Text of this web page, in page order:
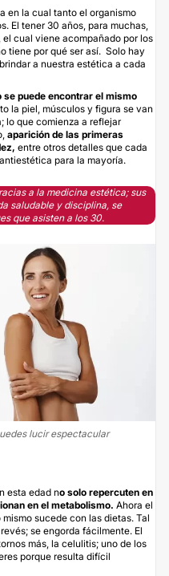
en la cual tanto el organismo
El tener 30 años, para muchas,
cual viene acompañado por los
tiene por qué ser así. Solo hay
a nuestra estética a cada
puede encontrar el mismo
la piel, músculos y figura se van
lo que comienza a reflejar
aparición de las primeras
entre otros detalles que cada
para la mayoría.
a la medicina estética; sus
saludable y disciplina, se
que asisten a los 30.
lucir espectacular
esta edad no solo repercuten en
en el metabolismo. Ahora el
sucede con las dietas. Tal
se engorda fácilmente. El
más, la celulitis; uno de los
porque resulta difícil